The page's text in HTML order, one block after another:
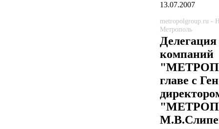
13.07.2007
metropolgroup.ru -
Метрополь
компаний
главе с